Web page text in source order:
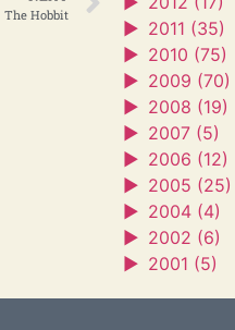
The Hobbit
► 2011 (35)
► 2010 (75)
► 2009 (70)
► 2008 (19)
► 2007 (5)
► 2006 (12)
► 2005 (25)
► 2004 (4)
► 2002 (6)
► 2001 (5)